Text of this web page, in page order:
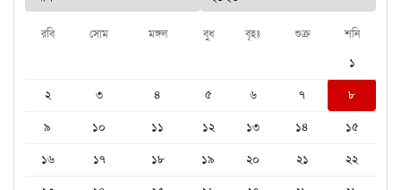
রবি সোম মঙ্গল বুধ বৃহঃ শুক্র শনি
১
২
৩ ৪ ৫ ৬ ৭
৮
৯
১০ ১১ ১২ ১৩ ১৪
১৫
১৬
১৭ ১৮ ১৯ ২০ ২১
২২